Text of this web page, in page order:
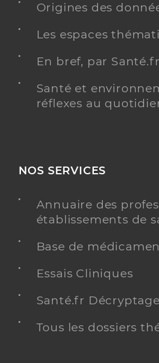
Origines des
Les espaces
En bref, par Santé.fr
Santé et
réflexes au
NOS SERVICES
Annuaire des
établissements de
Base de
Essais Cliniques
Santé.fr Décryptage
Tous les dossiers